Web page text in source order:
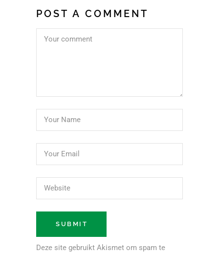
POST A COMMENT
Deze site gebruikt Akismet om spam te